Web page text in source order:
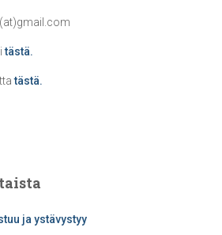
tästä.
tästä.
ja ystävystyy